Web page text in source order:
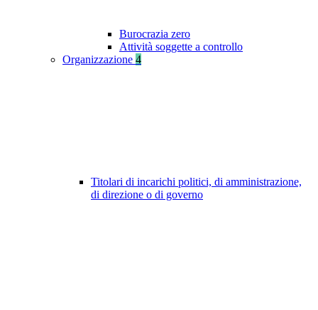
Burocrazia zero
Attività soggette a controllo
Organizzazione 4
Titolari di incarichi politici, di amministrazione,
di direzione o di governo